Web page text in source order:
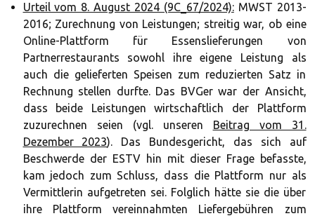
Urteil vom 8. August 2024 (9C_67/2024):MWST 2013-
2016; Zurechnung von Leistungen; streitig war, ob eine
Online-Plattform für Essenslieferungen von
Partnerrestaurants sowohl ihre eigene Leistung als
auch die gelieferten Speisen zum reduzierten Satz in
Rechnung stellen durfte. Das BVGer war der Ansicht,
dass beide Leistungen wirtschaftlich der Plattform
zuzurechnen seien (vgl. unseren Beitrag vom 31.
Dezember 2023). Das Bundesgericht, das sich auf
Beschwerde der ESTV hin mit dieser Frage befasste,
kam jedoch zum Schluss, dass die Plattform nur als
Vermittlerin aufgetreten sei. Folglich hätte sie die über
ihre Plattform vereinnahmten Liefergebühren zum